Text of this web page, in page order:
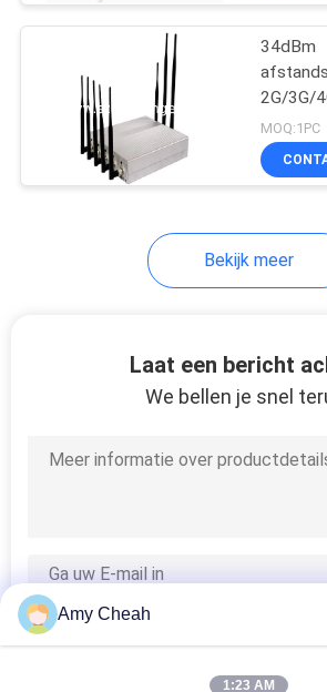
5G
Analyse van
34dBm
2G/3G/
Signal
MOQ:1PC
Bekijk meer
Laat een bericht
We bellen je snel
Amy Cheah
1:23 AM